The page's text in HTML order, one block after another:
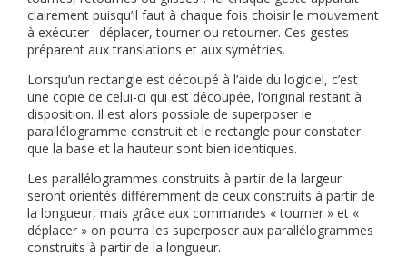
clairement puisqu’il faut à chaque fois choisir le mouvement
à exécuter : déplacer, tourner ou retourner. Ces gestes
préparent aux translations et aux symétries.
Lorsqu’un rectangle est découpé à l’aide du logiciel, c’est
une copie de celui-ci qui est découpée, l’original restant à
disposition. Il est alors possible de superposer le
parallélogramme construit et le rectangle pour constater
que la base et la hauteur sont bien identiques.
Les parallélogrammes construits à partir de la largeur
seront orientés différemment de ceux construits à partir de
la longueur, mais grâce aux commandes « tourner » et «
déplacer » on pourra les superposer aux parallélogrammes
construits à partir de la longueur.